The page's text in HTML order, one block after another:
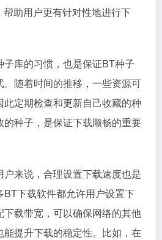
帮助用户更有针对性地进行下
库的习惯，也是保证BT种子
随着时间的推移，一些资源可
定期检查和更新自己收藏的种
种子，是保证下载顺畅的重要
来说，合理设置下载速度也是
下载软件都允许用户设置下
载带宽，可以确保网络的其他
提升下载的稳定性。比如，在